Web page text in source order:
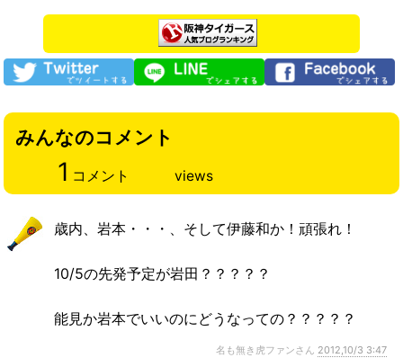
みんなのコメント
1 コメント views
歳内、岩本・・・、そして伊藤和か！頑張れ！
10/5の先発予定が岩田？？？？？
能見か岩本でいいのにどうなっての？？？？？
名も無き虎ファンさん 2012,10/3 3:47